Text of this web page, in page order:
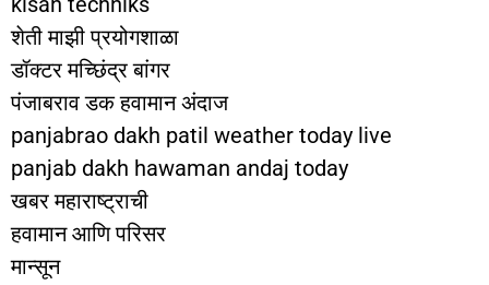
शेती माझी प्रयोगशाळा
डॉक्टर मच्छिंद्र बांगर
पंजाबराव डक हवामान अंदाज
panjabrao dakh patil weather today live
panjab dakh hawaman andaj today
खबर महाराष्ट्राची
हवामान आणि परिसर
मान्सून